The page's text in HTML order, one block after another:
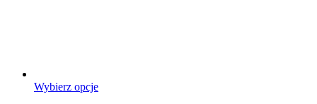
Wybierz opcjeTen